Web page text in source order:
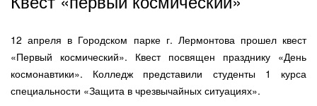
12 апреля в Городском парке г. Лермонтова прошел квест
«Первый космический». Квест посвящен празднику «День
космонавтики». Колледж представили студенты 1 курса
специальности «Защита в чрезвычайных ситуациях».